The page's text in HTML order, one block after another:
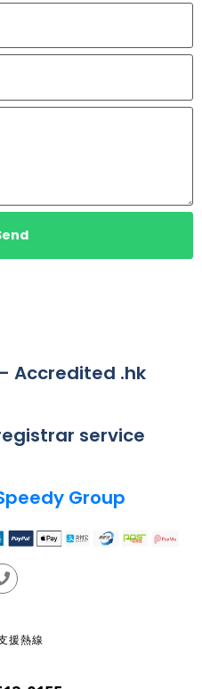
Accredited .hk
service
Group
援熱線